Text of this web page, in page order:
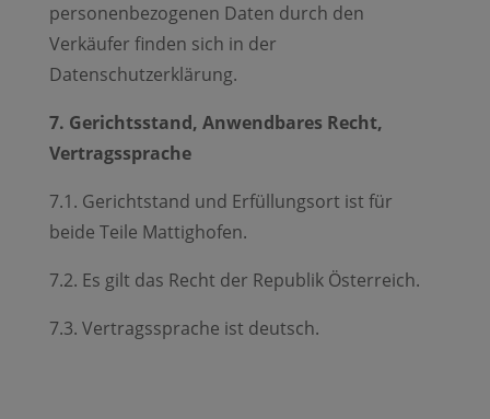
personenbezogenen Daten durch den
Verkäufer finden sich in der
Datenschutzerklärung.
7. Gerichtsstand, Anwendbares Recht,
Vertragssprache
7.1. Gerichtstand und Erfüllungsort ist für
beide Teile Mattighofen.
7.2. Es gilt das Recht der Republik Österreich.
7.3. Vertragssprache ist deutsch.